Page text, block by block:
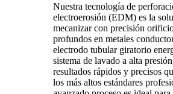
Nuestra tecnología de
electroerosión (EDM) es la
mecanizar con precisión
profundos en metales
electrodo tubular giratorio
sistema de lavado a alta
resultados rápidos y precisos
los más altos estándares